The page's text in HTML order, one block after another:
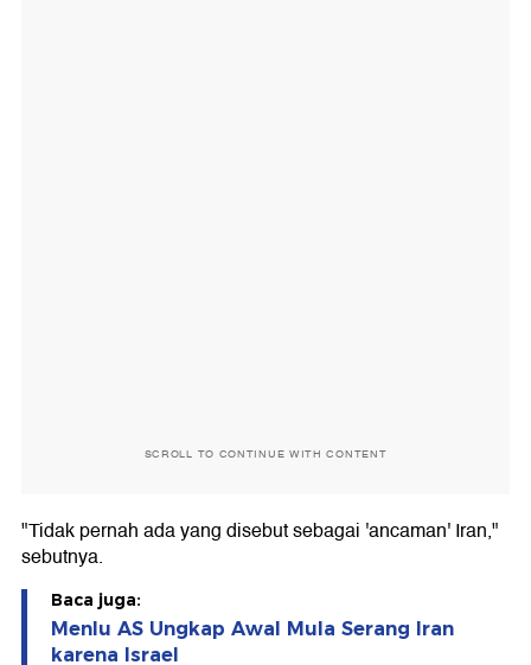
SCROLL TO CONTINUE WITH CONTENT
"Tidak pernah ada yang disebut sebagai 'ancaman' Iran,"
sebutnya.
Baca juga:
Menlu AS Ungkap Awal Mula Serang Iran
karena Israel